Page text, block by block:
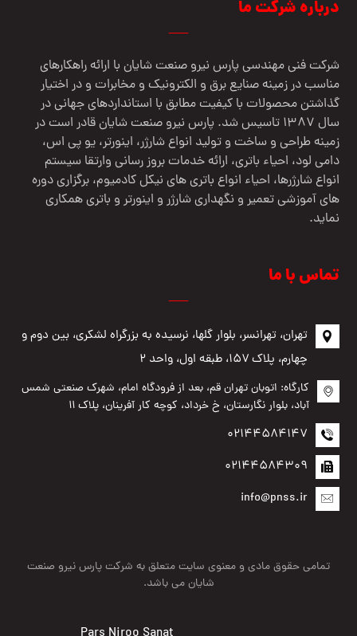
درباره شرکت ما
شرکت فنی مهندسي پارس نيرو صنعت شایان با ارائه راهکارهای
مناسب در زمینه صنایع برق و الکترونیک و مخابرات و در اختیار
گذاشتن محصولات با کیفیت مطابق با استانداردهای جهانی در
سال 1387 تاسیس شد. پارس نیرو صنعت شایان قادر است در
زمینه طراحی و ساخت و تولید انواع شارژر، اینورتر، یو پی اس،
دامی لود، احیاء باتری، ارائه خدمات بروز رسانی وارتقا سیستم
انواع شارژرها، احیاء انواع باتری های نیکل کادمیوم، برگزاری دوره
های آموزشی تعمیر و نگهداری شارژر و اینورتر و باتری همکاری
نماید.
تماس با ما
تهران، تهرانسر، بلوار گلها، نرسیده به بزرگراه لشکری، بین دوم و
چهارم، پلاک ۱۵۷، طبقه اول، واحد ۲
کارگاه: اتوبان تهران قم، بعد از فرودگاه امام، شهرک صنعتی شمس
آباد، بلوار نگارستان، خ خرداد، کوچه کار آفرینان، پلاک ۱۱
02144584147
02144584309
info@pnss.ir
تمامی حقوق مادی و معنوی سایت متعلق به شرکت پارس نیرو صنعت
شایان می باشد.